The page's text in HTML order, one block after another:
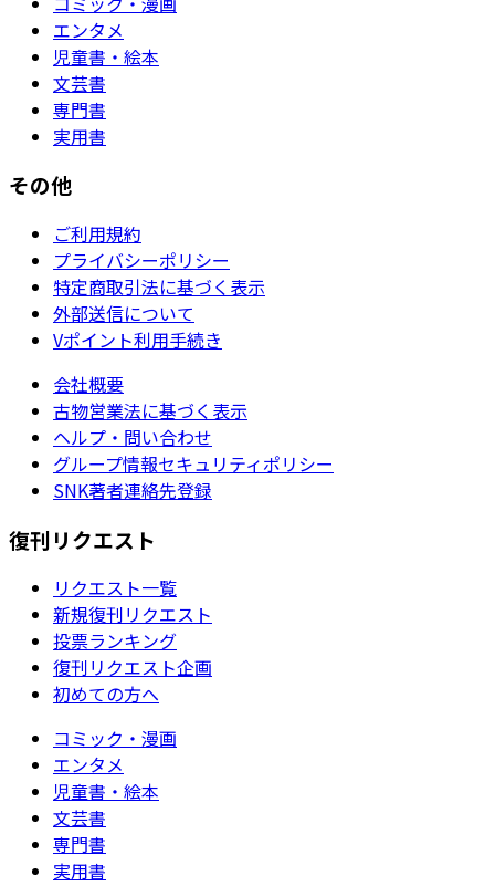
エンタメ
児童書・絵本
文芸書
専門書
実用書
その他
ご利用規約
プライバシーポリシー
特定商取引法に基づく表示
外部送信について
Vポイント利用手続き
会社概要
古物営業法に基づく表示
ヘルプ・問い合わせ
グループ情報セキュリティポリシー
SNK著者連絡先登録
復刊リクエスト
リクエスト一覧
新規復刊リクエスト
投票ランキング
復刊リクエスト企画
初めての方へ
コミック・漫画
エンタメ
児童書・絵本
文芸書
専門書
実用書